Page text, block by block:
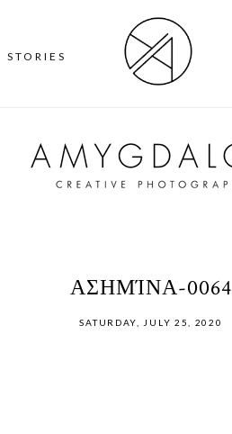
STORIES
ΑΣΗΜΊΝΑ-0064
SATURDAY, JULY 25, 2020